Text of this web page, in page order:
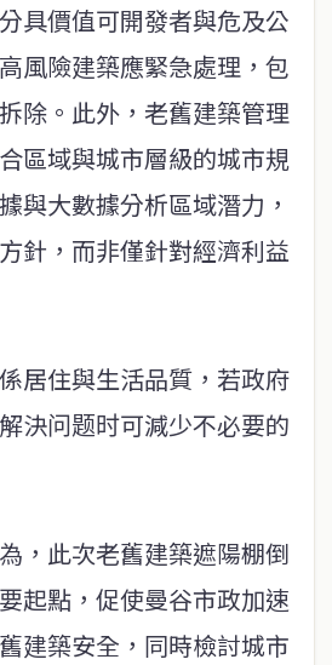
具價值可開發者與危及公
風險建築應緊急處理，包
除。此外，老舊建築管理
區域與城市層級的城市規
與大數據分析區域潛力，
針，而非僅針對經濟利益
居住與生活品質，若政府
決问题时可減少不必要的
，此次老舊建築遮陽棚倒
起點，促使曼谷市政加速
建築安全，同時檢討城市